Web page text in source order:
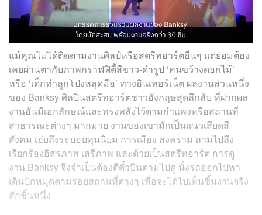
แม้คุณไม่ได้ติดตามงานศิลป์หรือสตรีทอาร์ตอื่นๆ แต่ย่อมต้อง
เคยผ่านตากับภาพกราฟฟิตี้สีขาว-ดำรูป ‘คนขว้างดอกไม้’
หรือ ‘เด็กทำลูกโป่งหลุดมือ’ ทางอินเทอร์เน็ต ผลงานส่วนหนึ่ง
ของ Banksy ศิลปินสตรีทอาร์ตชาวอังกฤษสุดลึกลับ ที่ฝากผล
งานอันมีเอกลักษณ์และทรงพลังไว้ตามกำแพงหรือสถานที่
สาธารณะต่างๆ มากมาย งานของเขามักเป็นแนวเสียดสี
สังคม เอ่ยถึงระบอบทุนนิยม การเมือง สงคราม ลามไปถึง
เรียกร้องอิสรภาพ เสรีภาพ และด้วยเป็นสตรีทอาร์ต การดู
งาน Banksy จึงจำเป็นต้องตีตั๋วบินตามไปดู นั่งรถออกไปหา
เดินปักหมุดตามรอยสถานที่ต่างๆ เพื่อจะได้ไปเห็นชิ้นงานจริง
สักชิ้นหนึ่ง